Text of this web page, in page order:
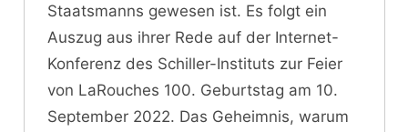
Staatsmanns gewesen ist. Es folgt ein
Auszug aus ihrer Rede auf der Internet-
Konferenz des Schiller-Instituts zur Feier
von LaRouches 100. Geburtstag am 10.
September 2022. Das Geheimnis, warum